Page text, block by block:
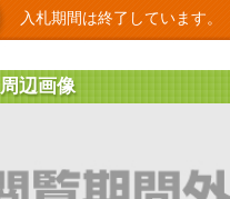
入札期間は終了しています。
周辺画像